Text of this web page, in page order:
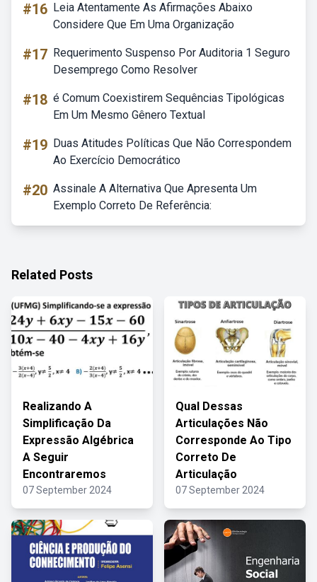
#16 Leia Atentamente As Afirmações Abaixo
Considere Que Em Uma Organização
#17 Requerimento Suspenso Por Auditoria 1 Seguro
Desemprego Como Resolver
#18 é Comum Coexistirem Sequências Tipológicas
Em Um Mesmo Gênero Textual
#19 Duas Atitudes Políticas Que Não Correspondem
Ao Exercício Democrático
#20 Assinale A Alternativa Que Apresenta Um
Exemplo Correto De Referência:
Related Posts
Realizando A
Simplificação Da
Expressão Algébrica
A Seguir
Encontraremos
07 September 2024
Qual Dessas
Articulações Não
Corresponde Ao Tipo
Correto De
Articulação
07 September 2024